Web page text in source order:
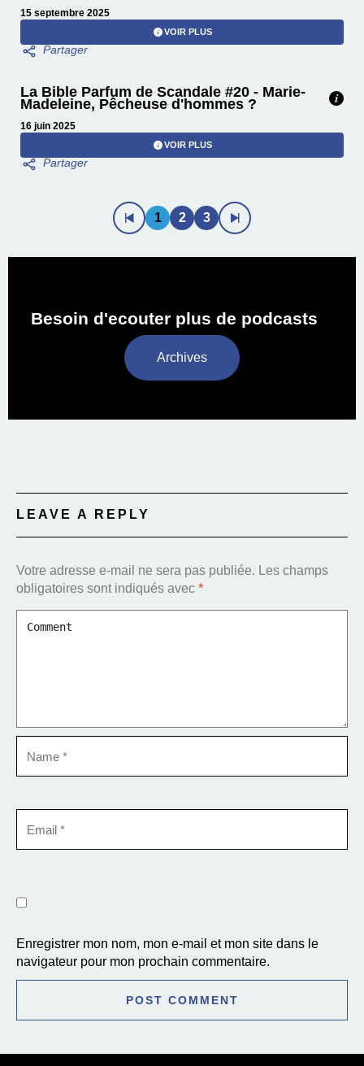
15 septembre 2025
VOIR PLUS
La Bible Parfum de Scandale #20 - Marie-
Madeleine, Pêcheuse d'hommes ?
16 juin 2025
VOIR PLUS
1 2 3
Besoin d'ecouter plus de podcasts
Archives
LEAVE A REPLY
Votre adresse e-mail ne sera pas publiée. Les champs
obligatoires sont indiqués avec *
Enregistrer mon nom, mon e-mail et mon site dans le
navigateur pour mon prochain commentaire.